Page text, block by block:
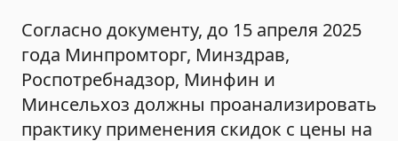
Согласно документу, до 15 апреля 2025
года Минпромторг, Минздрав,
Роспотребнадзор, Минфин и
Минсельхоз должны проанализировать
практику применения скидок с цены на